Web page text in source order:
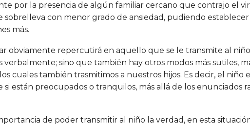
por la presencia de algún familiar cercano que contrajo el
sobrelleva con menor grado de ansiedad, pudiendo
más.
obviamente repercutirá en aquello que se le transmite al
sino que también hay otros modos más sutiles,
cuales también trasmitimos a nuestros hijos. Es decir, el niño
si están preocupados o tranquilos, más allá de los enunciados
de poder transmitir al niño la verdad, en esta